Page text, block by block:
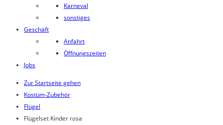
Karneval
sonstiges
Geschäft
Anfahrt
Öffnungszeiten
Jobs
Zur Startseite gehen
Kostüm-Zubehör
Flügel
Flügelset Kinder rosa